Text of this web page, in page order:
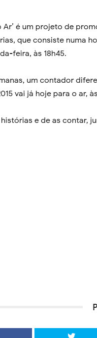
Ar’ é um projeto de
que consiste numa
feira, às 18h45.
um contador
vai já hoje para o ar,
e de as contar,